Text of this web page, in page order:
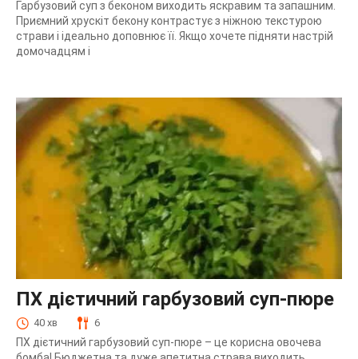
Гарбузовий суп з беконом виходить яскравим та запашним.
Приємний хрускіт бекону контрастує з ніжною текстурою
страви і ідеально доповнює її. Якщо хочете підняти настрій
домочадцям і
ПХ дієтичний гарбузовий суп-пюре
40 хв 6
ПХ дієтичний гарбузовий суп-пюре – це корисна овочева